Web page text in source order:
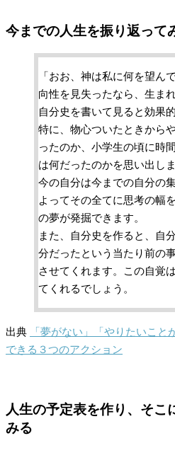
今までの人生を振り返って
「おお、神は私に何を望ん
向性を見失ったなら、生ま
自分史を書いて見ると効果的
特に、物心ついたときから
ったのか、小学生の頃に時
は何だったのかを思い出しま
今の自分は今までの自分の
よってその全てに思考の幅
の夢が発掘できます。
また、自分史を作ると、自
分だったという当たり前の
させてくれます。この自覚
てくれるでしょう。
出典
「夢がない」「やりたいこ
できる３つのアクション
人生の予定表を作り、そこ
みる